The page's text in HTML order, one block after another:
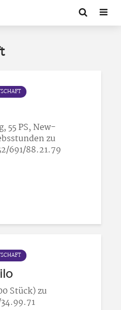
55 PS, New-
zu
691/88.21.79
Stück) zu